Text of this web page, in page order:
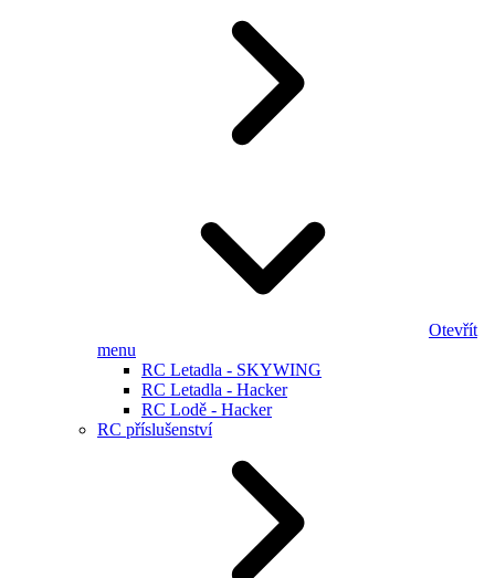
Otevřít
menu
RC Letadla - SKYWING
RC Letadla - Hacker
RC Lodě - Hacker
RC příslušenství